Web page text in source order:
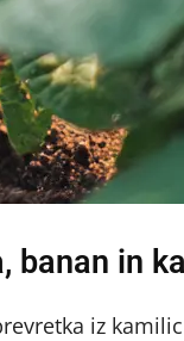
banan in
iz